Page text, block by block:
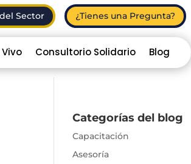
Sector ¿Tienes una Pregunta?
Consultorio Solidario Blog
Categorías del blog
Capacitación
Asesoría